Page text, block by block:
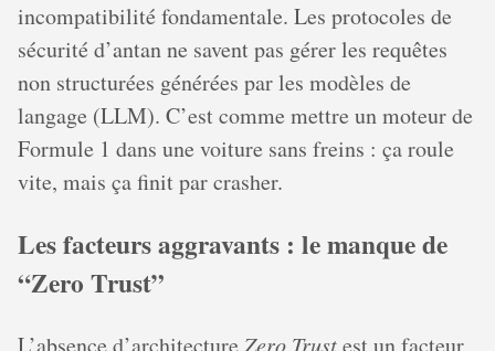
incompatibilité fondamentale. Les protocoles de
sécurité d’antan ne savent pas gérer les requêtes
non structurées générées par les modèles de
langage (LLM). C’est comme mettre un moteur de
Formule 1 dans une voiture sans freins : ça roule
vite, mais ça finit par crasher.
Les facteurs aggravants : le manque de
“Zero Trust”
L’absence d’architecture Zero Trustest un facteur